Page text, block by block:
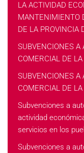
LA ACTIVIDAD
MANTENIMIENTO
DE LA PROVINCIA
SUBVENCIONES A
COMERCIAL DE
SUBVENCIONES A
COMERCIAL DE
Subvenciones a
actividad
servicios en los
Subvenciones a